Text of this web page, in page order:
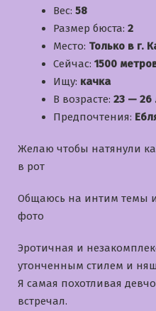
Вес: 58
Размер бюста: 2
Место: Только в г.
Сейчас: 1500
Ищу: качка
В возрасте: 23 — 26
Предпочтения:
Желаю чтобы натянули
в рот
Общаюсь на интим темы
фото
Эротичная и
утонченным стилем и
Я самая похотливая
встречал.